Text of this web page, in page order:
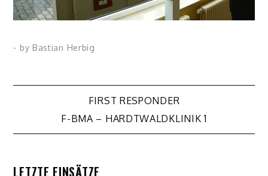
- by Bastian Herbig
Beitragsnavigation
FIRST RESPONDER
F-BMA – HARDTWALDKLINIK 1
LETZTE EINSÄTZE